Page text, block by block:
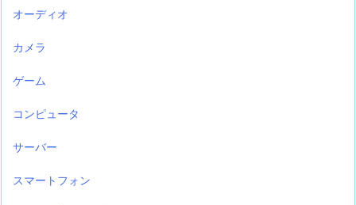
オーディオ
カメラ
ゲーム
コンピュータ
サーバー
スマートフォン